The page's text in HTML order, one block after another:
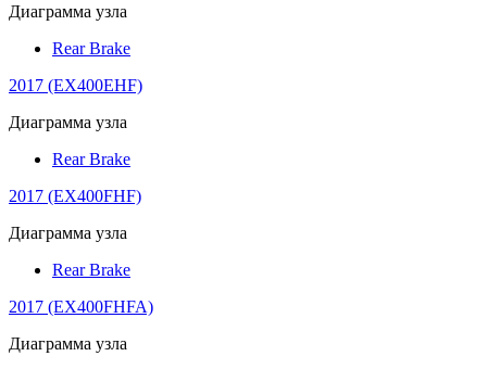
Диаграмма узла
Rear Brake
2017 (EX400EHF)
Диаграмма узла
Rear Brake
2017 (EX400FHF)
Диаграмма узла
Rear Brake
2017 (EX400FHFA)
Диаграмма узла